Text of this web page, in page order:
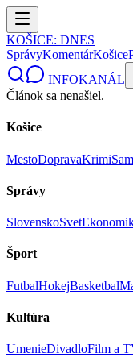
KOŠICE: DNES
SprávyKomentárKošice
INFOKANÁL
Článok sa nenašiel.
Košice
MestoDopravaKrimi
Správy
SlovenskoSvet
Šport
FutbalHokejBasketbal
Kultúra
UmenieDivadloFilm a